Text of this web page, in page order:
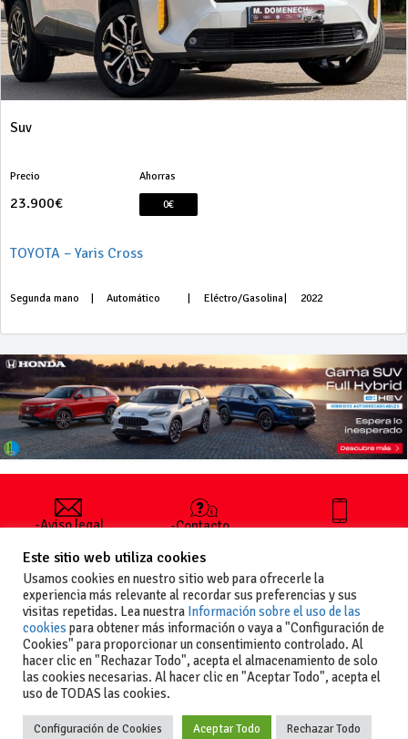
Suv
Precio
23.900€
Ahorras
0€
TOYOTA – Yaris Cross
Segunda mano Automático Eléctro/Gasolina 2022
-Aviso legal
generales
de uso
-Política de
privacidad
-Política de
cookies
-Contacto
publicar un
anuncio
-Vende+
+34 627 35
Este sitio web utiliza cookies
Usamos cookies en nuestro sitio web para ofrecerle la
experiencia más relevante al recordar sus preferencias y sus
visitas repetidas. Lea nuestra Información sobre el uso de las
cookies para obtener más información o vaya a "Configuración de
Cookies" para proporcionar un consentimiento controlado. Al
hacer clic en "Rechazar Todo", acepta el almacenamiento de solo
las cookies necesarias. Al hacer clic en "Aceptar Todo", acepta el
uso de TODAS las cookies.
Configuración de Cookies Aceptar Todo Rechazar Todo